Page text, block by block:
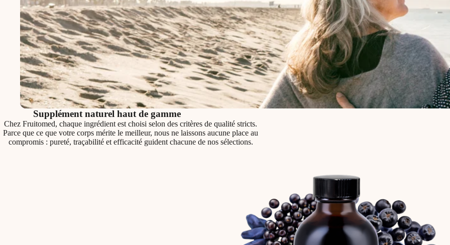
Supplément naturel haut de gamme
Chez Fruitomed, chaque ingrédient est choisi selon des critères de qualité stricts.
Parce que ce que votre corps mérite le meilleur, nous ne laissons aucune place au
compromis : pureté, traçabilité et efficacité guident chacune de nos sélections.